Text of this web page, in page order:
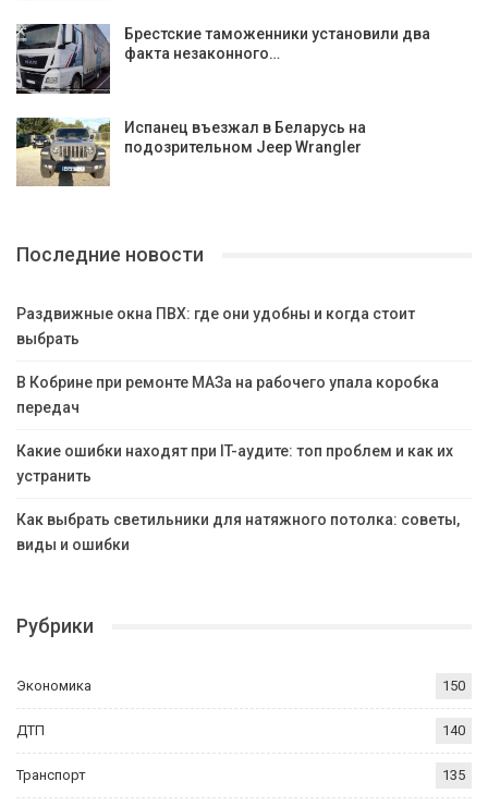
Брестские таможенники установили два
факта незаконного…
Испанец въезжал в Беларусь на
подозрительном Jeep Wrangler
Последние новости
Раздвижные окна ПВХ: где они удобны и когда стоит
выбрать
В Кобрине при ремонте МАЗа на рабочего упала коробка
передач
Какие ошибки находят при IT-аудите: топ проблем и как их
устранить
Как выбрать светильники для натяжного потолка: советы,
виды и ошибки
Рубрики
Экономика 150
ДТП 140
Транспорт 135